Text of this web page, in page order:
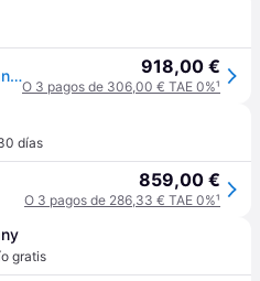
Louis Poulsen Lámpara colgante PH 5 monocromo Blanco 918,00 €
O 3 pagos de 306,00 € TAE 0%¹
días
859,00 €
O 3 pagos de 286,33 € TAE 0%¹
gratis